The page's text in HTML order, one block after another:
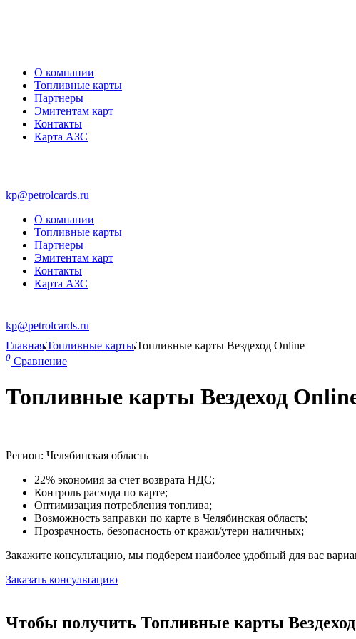
О компании
Топливные карты
Партнеры
Эмитентам карт
Контакты
Карта АЗС
kp@petrolcards.ru
О компании
Топливные карты
Партнеры
Эмитентам карт
Контакты
Карта АЗС
kp@petrolcards.ru
ГлавнаяТопливные картыТопливные карты Вездеход Online
0 Сравнение
Топливные карты Вездеход
Регион: Челябинская область
22% экономия за счет возврата НДС;
Контроль расхода по карте;
Оптимизация потребления топлива;
Возможность заправки по карте в Челябинская область;
Прозрачность, безопасность от кражи/утери наличных;
Закажите консультацию, мы подберем наиболее удобный для вас
Заказать консультацию
Чтобы получить Топливные карты